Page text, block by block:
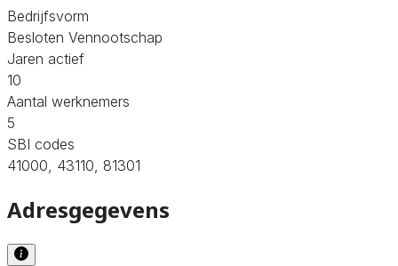
Bedrijfsvorm
Besloten Vennootschap
Jaren actief
10
Aantal werknemers
5
SBI codes
41000, 43110, 81301
Adresgegevens